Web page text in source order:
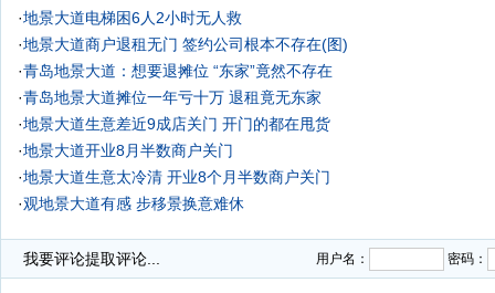
·地景大道电梯困6人2小时无人救
·地景大道商户退租无门 签约公司根本不存在(图)
·青岛地景大道：想要退摊位 “东家”竟然不存在
·青岛地景大道摊位一年亏十万 退租竟无东家
·地景大道生意差近9成店关门 开门的都在甩货
·地景大道开业8月半数商户关门
·地景大道生意太冷清 开业8个月半数商户关门
·观地景大道有感 步移景换意难休
我要评论提取评论... 用户名： 密码：